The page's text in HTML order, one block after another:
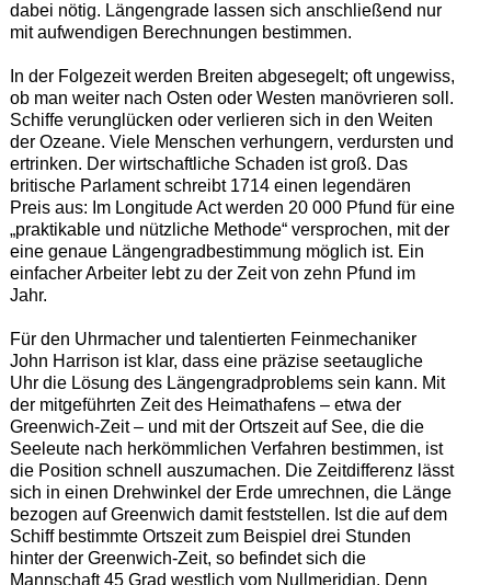
dabei nötig. Längengrade lassen sich anschließend nur
mit aufwendigen Berechnungen bestimmen.
In der Folgezeit werden Breiten abgesegelt; oft ungewiss,
ob man weiter nach Osten oder Westen manövrieren soll.
Schiffe verunglücken oder verlieren sich in den Weiten
der Ozeane. Viele Menschen verhungern, verdursten und
ertrinken. Der wirtschaftliche Schaden ist groß. Das
britische Parlament schreibt 1714 einen legendären
Preis aus: Im Longitude Act werden 20 000 Pfund für eine
„praktikable und nützliche Methode“ versprochen, mit der
eine genaue Längengradbestimmung möglich ist. Ein
einfacher Arbeiter lebt zu der Zeit von zehn Pfund im
Jahr.
Für den Uhrmacher und talentierten Feinmechaniker
John Harrison ist klar, dass eine präzise seetaugliche
Uhr die Lösung des Längengradproblems sein kann. Mit
der mitgeführten Zeit des Heimathafens – etwa der
Greenwich-Zeit – und mit der Ortszeit auf See, die die
Seeleute nach herkömmlichen Verfahren bestimmen, ist
die Position schnell auszumachen. Die Zeitdifferenz lässt
sich in einen Drehwinkel der Erde umrechnen, die Länge
bezogen auf Greenwich damit feststellen. Ist die auf dem
Schiff bestimmte Ortszeit zum Beispiel drei Stunden
hinter der Greenwich-Zeit, so befindet sich die
Mannschaft 45 Grad westlich vom Nullmeridian. Denn